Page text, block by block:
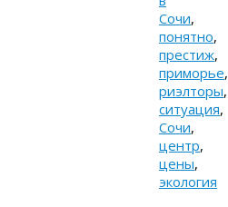
Сочи,
понятно,
престиж,
приморье,
риэлторы,
ситуация,
Сочи,
центр,
цены,
экология